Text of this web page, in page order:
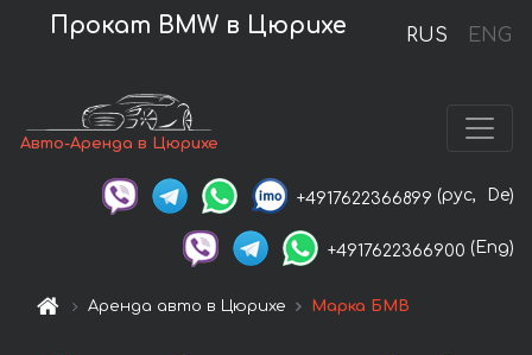
RUS ENG
Прокат BMW в Цюрихе
Авто-Аренда в Цюрихе
+4917622366899 (рус, De)
+4917622366900 (Eng)
Аренда авто в Цюрихе Марка БМВ